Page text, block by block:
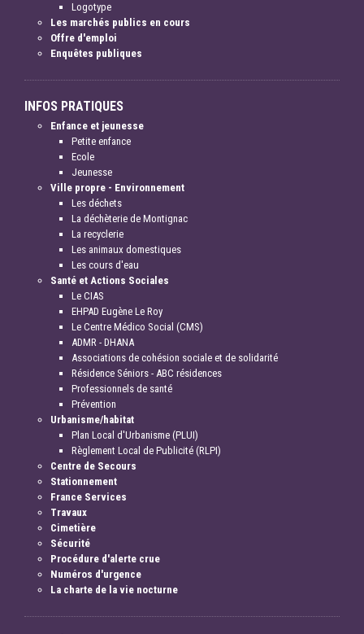
Logotype
Les marchés publics en cours
Offre d'emploi
Enquêtes publiques
INFOS PRATIQUES
Enfance et jeunesse
Petite enfance
Ecole
Jeunesse
Ville propre - Environnement
Les déchets
La déchèterie de Montignac
La recyclerie
Les animaux domestiques
Les cours d'eau
Santé et Actions Sociales
Le CIAS
EHPAD Eugène Le Roy
Le Centre Médico Social (CMS)
ADMR - DHANA
Associations de cohésion sociale et de solidarité
Résidence Séniors - ABC résidences
Professionnels de santé
Prévention
Urbanisme/habitat
Plan Local d'Urbanisme (PLUI)
Règlement Local de Publicité (RLPI)
Centre de Secours
Stationnement
France Services
Travaux
Cimetière
Sécurité
Procédure d'alerte crue
Numéros d'urgence
La charte de la vie nocturne